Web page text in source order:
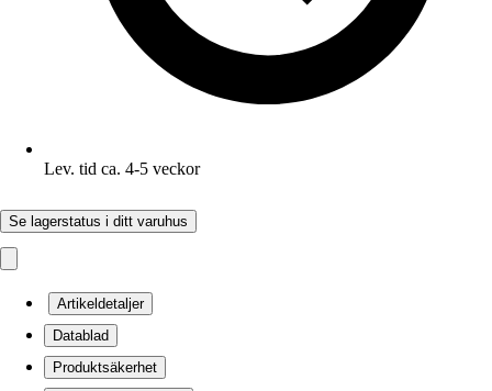
Lev. tid ca. 4-5 veckor
Se lagerstatus i ditt varuhus
Artikeldetaljer
Datablad
Produktsäkerhet